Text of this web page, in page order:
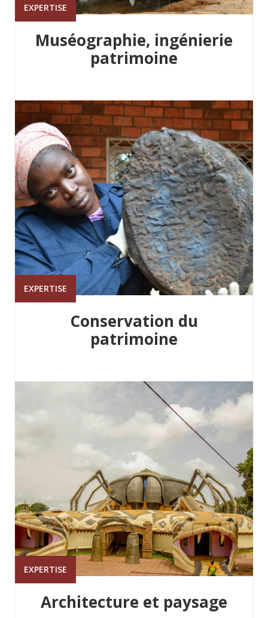
EXPERTISE
Muséographie, ingénierie
patrimoine
EXPERTISE
Conservation du
patrimoine
EXPERTISE
Architecture et paysage